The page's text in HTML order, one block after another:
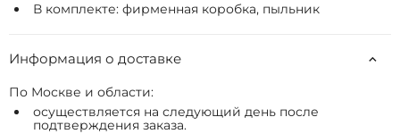
В комплекте: фирменная коробка, пыльник
Информация о доставке
По Москве и области:
осуществляется на следующий день после
подтверждения заказа.